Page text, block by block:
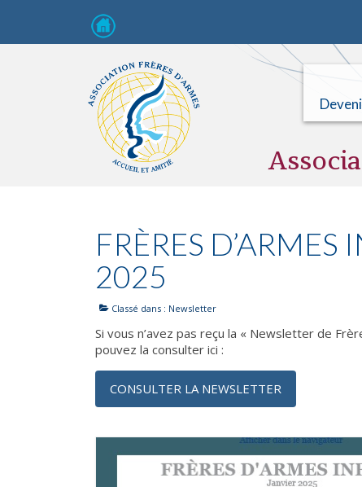
FRÈRES
2025
Classé dans : Newsletter
Si vous n’avez pas reçu la « Newsletter de
pouvez la consulter ici :
CONSULTER LA NEWSLETTER